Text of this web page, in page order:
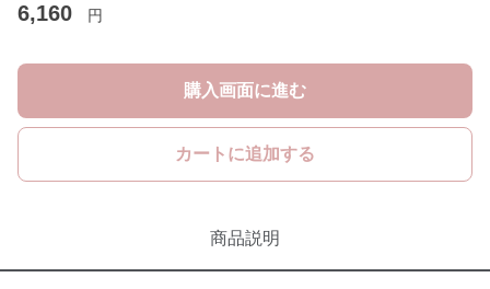
6,160 円
購入画面に進む
カートに追加する
商品説明